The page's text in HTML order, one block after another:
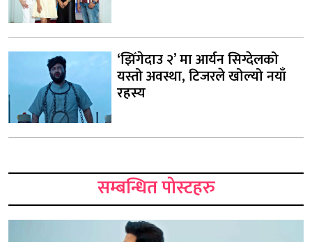
‘झिँगेदाउ २’ मा आर्यन सिग्देलको
यस्तो अवस्था, टिजरले खोल्यो नयाँ
रहस्य
सम्बन्धित पोस्टहरु